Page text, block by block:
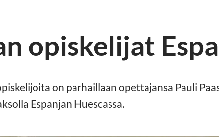
opiskelijat
on parhaillaan opettajansa Pauli
Espanjan Huescassa.